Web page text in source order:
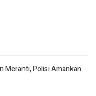
Meranti, Polisi Amankan